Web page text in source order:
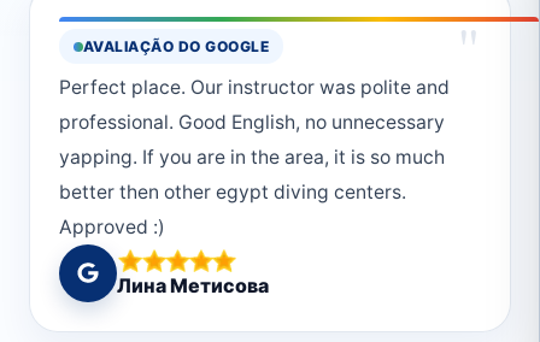
AVALIAÇÃO DO GOOGLE "
Perfect place. Our instructor was polite and
professional. Good English, no unnecessary
yapping. If you are in the area, it is so much
better then other egypt diving centers.
Approved :)
Лина Метисова